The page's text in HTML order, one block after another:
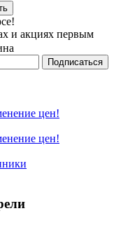
и акциях первым
цен!
цен!